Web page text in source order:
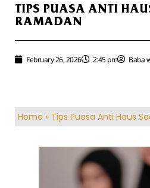
TIPS PUASA ANTI
RAMADAN
February 26, 2026 2:45 pm Baba
Home » Tips Puasa Anti Haus